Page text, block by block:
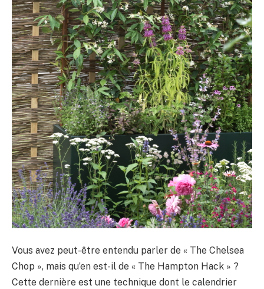
Vous avez peut-être entendu parler de « The Chelsea
Chop », mais qu’en est-il de « The Hampton Hack » ?
Cette dernière est une technique dont le calendrier